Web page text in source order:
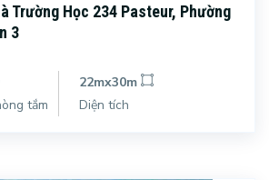
Trường Học 234 Pasteur, Phường
3
tắm
22mx30m
Diện tích